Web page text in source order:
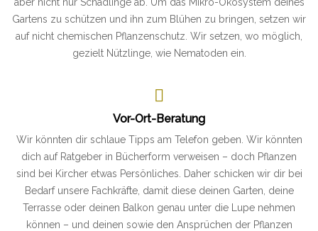
Gartens zu schützen und ihn zum Blühen zu bringen, setzen wir
auf nicht chemischen Pflanzenschutz. Wir setzen, wo möglich,
gezielt Nützlinge, wie Nematoden ein.
Vor-Ort-Beratung
Wir könnten dir schlaue Tipps am Telefon geben. Wir könnten
dich auf Ratgeber in Bücherform verweisen – doch Pflanzen
sind bei Kircher etwas Persönliches. Daher schicken wir dir bei
Bedarf unsere Fachkräfte, damit diese deinen Garten, deine
Terrasse oder deinen Balkon genau unter die Lupe nehmen
können – und deinen sowie den Ansprüchen der Pflanzen